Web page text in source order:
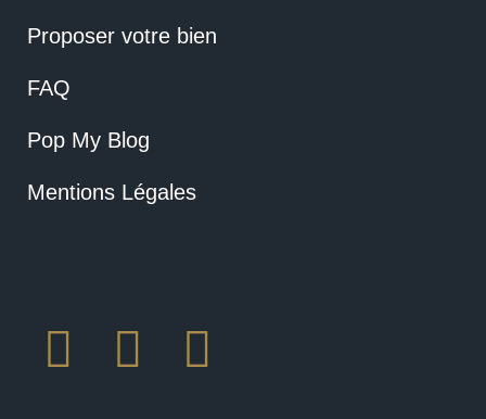
Proposer votre bien
FAQ
Pop My Blog
Mentions Légales